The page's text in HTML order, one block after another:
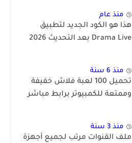
منذ عام
هذا هو الكود الجديد لتطبيق
Drama Live بعد التحديث 2026
منذ 6 سنة
تحميل 100 لعبة فلاش خفيفة
وممتعة للكمبيوتر برابط مباشر
منذ 3 سنة
ملف القنوات مرتب لجميع أجهزة